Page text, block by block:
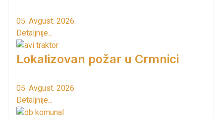
05. Avgust. 2026.
Detaljnije...
Lokalizovan požar u Crmnici
05. Avgust. 2026.
Detaljnije...